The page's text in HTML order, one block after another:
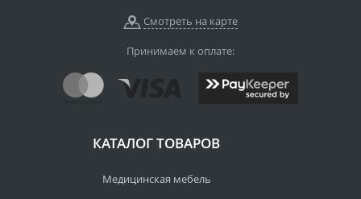
Смотреть на карте
Принимаем к оплате:
КАТАЛОГ ТОВАРОВ
Медицинская мебель